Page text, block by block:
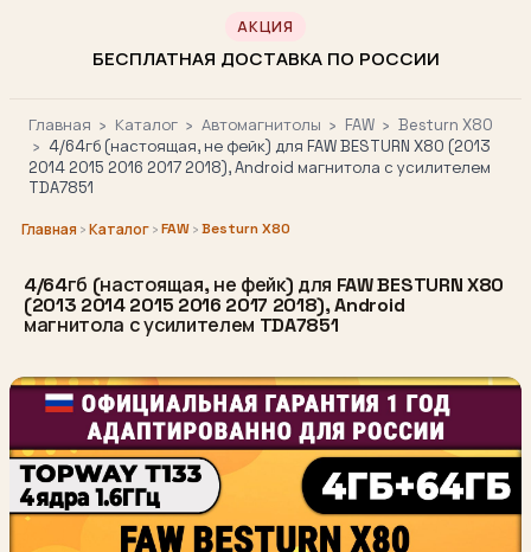
АКЦИЯ
БЕСПЛАТНАЯ ДОСТАВКА ПО РОССИИ
Главная › Каталог › Автомагнитолы › FAW › Besturn X80
› 4/64гб (настоящая, не фейк) для FAW BESTURN X80 (2013
2014 2015 2016 2017 2018), Android магнитола с усилителем
TDA7851
Главная ›Каталог›FAW›Besturn X80
4/64гб (настоящая, не фейк) для FAW BESTURN X80
(2013 2014 2015 2016 2017 2018), Android
магнитола с усилителем TDA7851